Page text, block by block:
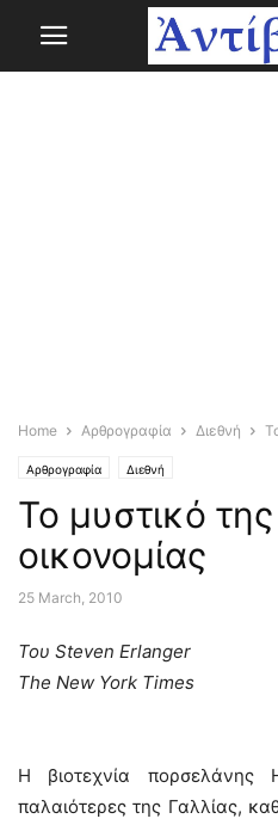
Home Αρθρογραφία Διεθνή
Αρθρογραφία Διεθνή
Το μυστικό
οικονομίας
25 March, 2010
Του Steven Erlanger
The New York Times
H βιοτεχνία
παλαιότερες της Γαλλίας,